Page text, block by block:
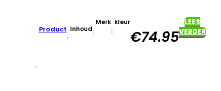
Product Inhoud
:
Merk
:
kleur
:
€74.95
LEES
VERDER